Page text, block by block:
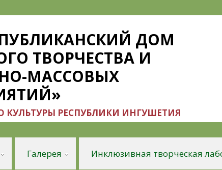
ДОМ
ТВОРЧЕСТВА И
МАССОВЫХ
КУЛЬТУРЫ РЕСПУБЛИКИ ИНГУШЕТИЯ
Галерея Инклюзивная творческая